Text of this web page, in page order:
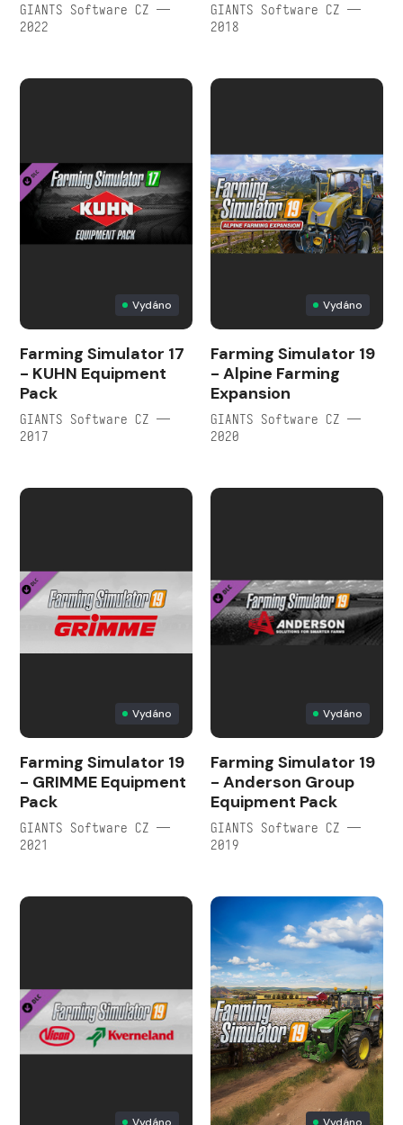
GIANTS Software CZ —
2022
GIANTS Software CZ —
2018
Vydáno
Farming Simulator 17
- KUHN Equipment
Pack
GIANTS Software CZ —
2017
Vydáno
Farming Simulator 19
- Alpine Farming
Expansion
GIANTS Software CZ —
2020
Vydáno
Farming Simulator 19
- GRIMME Equipment
Pack
GIANTS Software CZ —
2021
Vydáno
Farming Simulator 19
- Anderson Group
Equipment Pack
GIANTS Software CZ —
2019